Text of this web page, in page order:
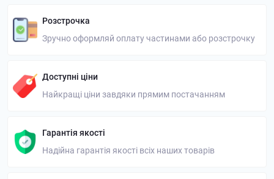
Розстрочка
Зручно оформляй оплату частинами або розстрочку
Доступні ціни
Найкращі ціни завдяки прямим постачанням
Гарантія якості
Надійна гарантія якості всіх наших товарів